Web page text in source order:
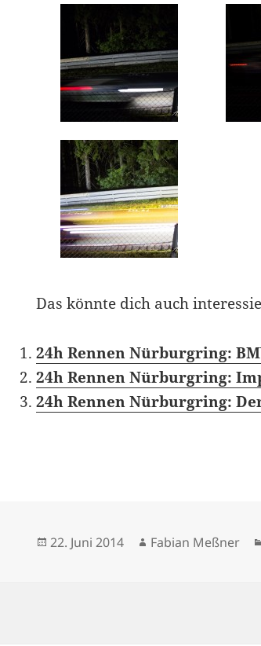
Das könnte dich auch
24h Rennen Nürburgring:
24h Rennen Nürburgring:
24h Rennen Nürburgring:
Veröffentlicht
22. Juni 2014 Autor
Fabian Meßner